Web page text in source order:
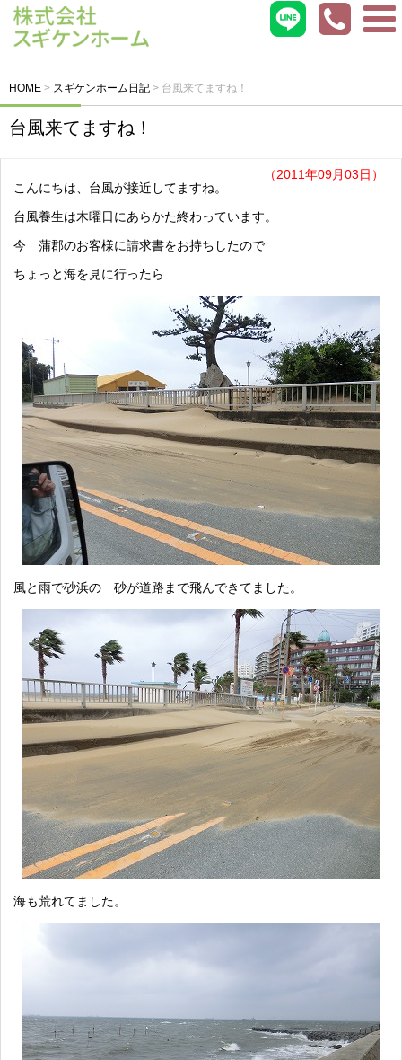
HOME > スギケンホーム日記 > 台風来てますね！
台風来てますね！
（2011年09月03日）
こんにちは、台風が接近してますね。
台風養生は木曜日にあらかた終わっています。
今 蒲郡のお客様に請求書をお持ちしたので
ちょっと海を見に行ったら
風と雨で砂浜の 砂が道路まで飛んできてました。
海も荒れてました。